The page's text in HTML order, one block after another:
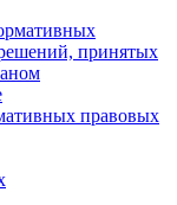
принятых
правовых